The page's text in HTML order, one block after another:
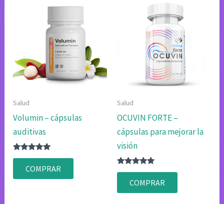
Salud
Volumin – cápsulas
auditivas
Valorado
4.83
de 5
COMPRAR
Salud
OCUVIN FORTE –
cápsulas para mejorar la
visión
Valorado
4.80
de 5
COMPRAR